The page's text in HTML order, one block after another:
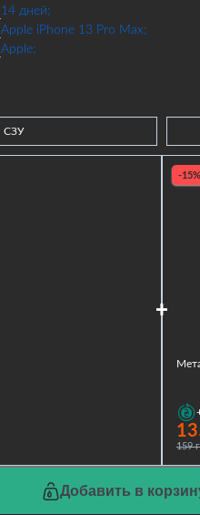
14 дней;
Apple iPhone 13 Pro Max;
Apple;
СЗУ
-15%
159
Добавить в